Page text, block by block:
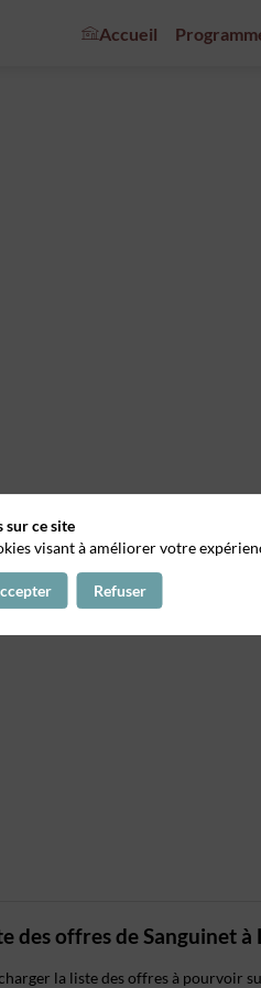
Accueil
des offres de Sanguinet à
la liste des offres à pourvoir
sur ce site
visant à améliorer votre
Refuser